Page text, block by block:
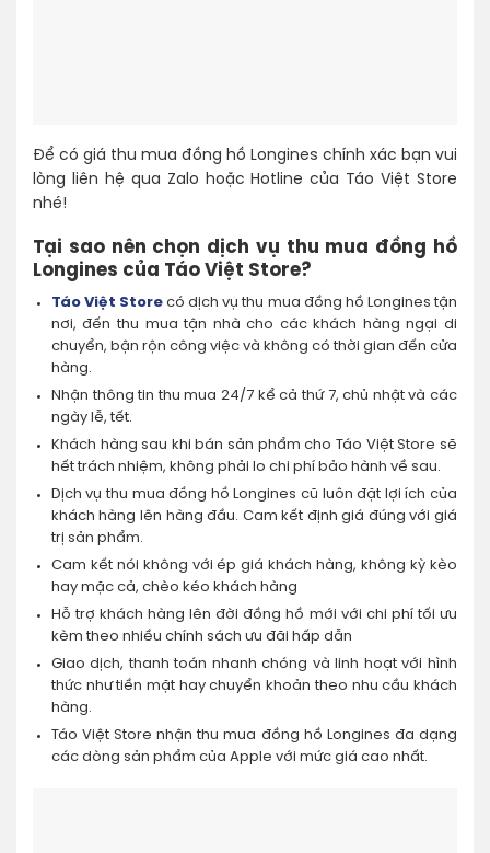
Để có giá thu mua đồng hồ Longines chính xác bạn vui
lòng liên hệ qua Zalo hoặc Hotline của Táo Việt Store
nhé!
Tại sao nên chọn dịch vụ thu mua đồng hồ
Longines của Táo Việt Store?
Táo Việt Store có dịch vụ thu mua đồng hồ Longines tận
nơi, đến thu mua tận nhà cho các khách hàng ngại di
chuyển, bận rộn công việc và không có thời gian đến cửa
hàng.
Nhận thông tin thu mua 24/7 kể cả thứ 7, chủ nhật và các
ngày lễ, tết.
Khách hàng sau khi bán sản phẩm cho Táo Việt Store sẽ
hết trách nhiệm, không phải lo chi phí bảo hành về sau.
Dịch vụ thu mua đồng hồ Longines cũ luôn đặt lợi ích của
khách hàng lên hàng đầu. Cam kết định giá đúng với giá
trị sản phẩm.
Cam kết nói không với ép giá khách hàng, không kỳ kèo
hay mặc cả, chèo kéo khách hàng
Hỗ trợ khách hàng lên đời đồng hồ mới với chi phí tối ưu
kèm theo nhiều chính sách ưu đãi hấp dẫn
Giao dịch, thanh toán nhanh chóng và linh hoạt với hình
thức như tiền mặt hay chuyển khoản theo nhu cầu khách
hàng.
Táo Việt Store nhận thu mua đồng hồ Longines đa dạng
các dòng sản phẩm của Apple với mức giá cao nhất.